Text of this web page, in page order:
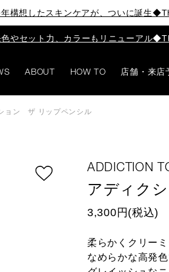
構想したスキンケアが、ついに誕生
色やセット力、カラーもリニューアル
ABOUT HOW TO 店舗・来店
ョン ザ リップペンシル
ADDICTION
アディク
3,300円(税込)
柔らかくクリー
なめらかな高発